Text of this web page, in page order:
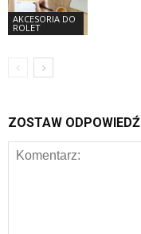
AKCESORIA DO
ROLET
ZOSTAW ODPOWIEDŹ